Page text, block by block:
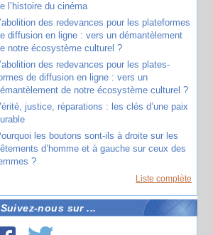
l’histoire du cinéma
des redevances pour les plateformes
diffusion en ligne : vers un démantèlement
notre écosystème culturel ?
des redevances pour les plates-
de diffusion en ligne : vers un
de notre écosystème culturel ?
justice, réparations : les clés d’une paix
les boutons sont-ils à droite sur les
d’homme et à gauche sur ceux des
?
Liste complète
Suivez-nous sur ...